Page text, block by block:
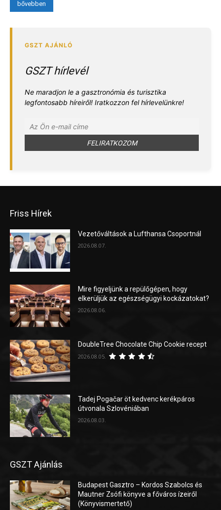
bővebben
GSZT hírlevél
Ne maradjon le a gasztronómia és turisztika
legfontosabb híreiről! Iratkozzon fel hírlevelünkre!
Friss Hírek
Vezetőváltások a Lufthansa Csoportnál
2026.08.07.
Mire figyeljünk a repülőgépen, hogy
elkerüljük az egészségügyi kockázatokat?
2026.08.06.
DoubleTree Chocolate Chip Cookie recept
2026.08.05.
Tadej Pogačar öt kedvenc kerékpáros
útvonala Szlovéniában
2026.08.03.
GSZT Ajánlás
Budapest Gasztro – Kordos Szabolcs és
Mautner Zsófi könyve a főváros ízeiről
(Könyvismertető)